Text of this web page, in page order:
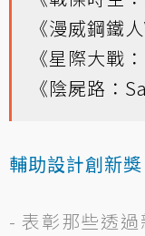
《漫威鋼鐵人
《星際大戰
《陰屍路：
輔助設計創新獎
- 表彰那些透